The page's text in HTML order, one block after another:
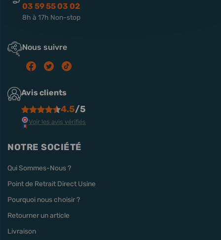
03 59 55 03 02
8h à 17h Non-stop
Nous suivre
Avis clients
4.5/5
Voir les avis vérifiés
NOTRE SOCIÉTÉ
Qui Sommes-Nous ?
Point de Retrait Direct Usine
Pourquoi nous choisir ?
Retourner un article
Livraison